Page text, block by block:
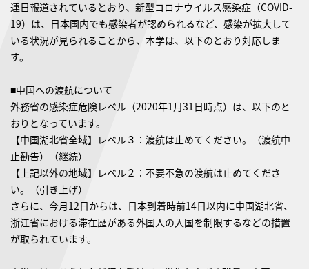
連日報道されているとおり、新型コロナウイルス感染症（COVID-
19）は、日本国内でも感染者が認められるなど、感染が拡大して
いる状況が見られることから、本学は、以下のとおり対応しま
す。
■中国への渡航について
外務省の感染症危険レベル（2020年1月31日時点）は、以下のと
おりとなっています。
【中国湖北省全域】レベル３：渡航は止めてください。（渡航中
止勧告）（継続）
【上記以外の地域】レベル２：不要不急の渡航は止めてくださ
い。（引き上げ）
さらに、今月12日からは、日本到着時前14日以内に中国湖北省、
浙江省における滞在歴がある外国人の入国を制限するなどの措置
が取られています。